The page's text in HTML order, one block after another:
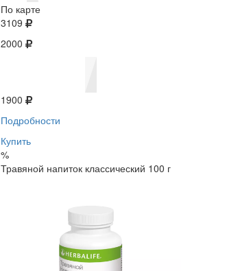
По карте
3109
2000
1900
Подробности
Купить
%
Травяной напиток классический 100 г